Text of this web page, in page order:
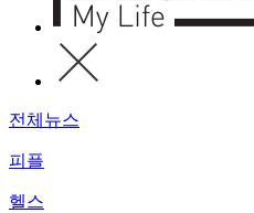
전체뉴스
피플
헬스